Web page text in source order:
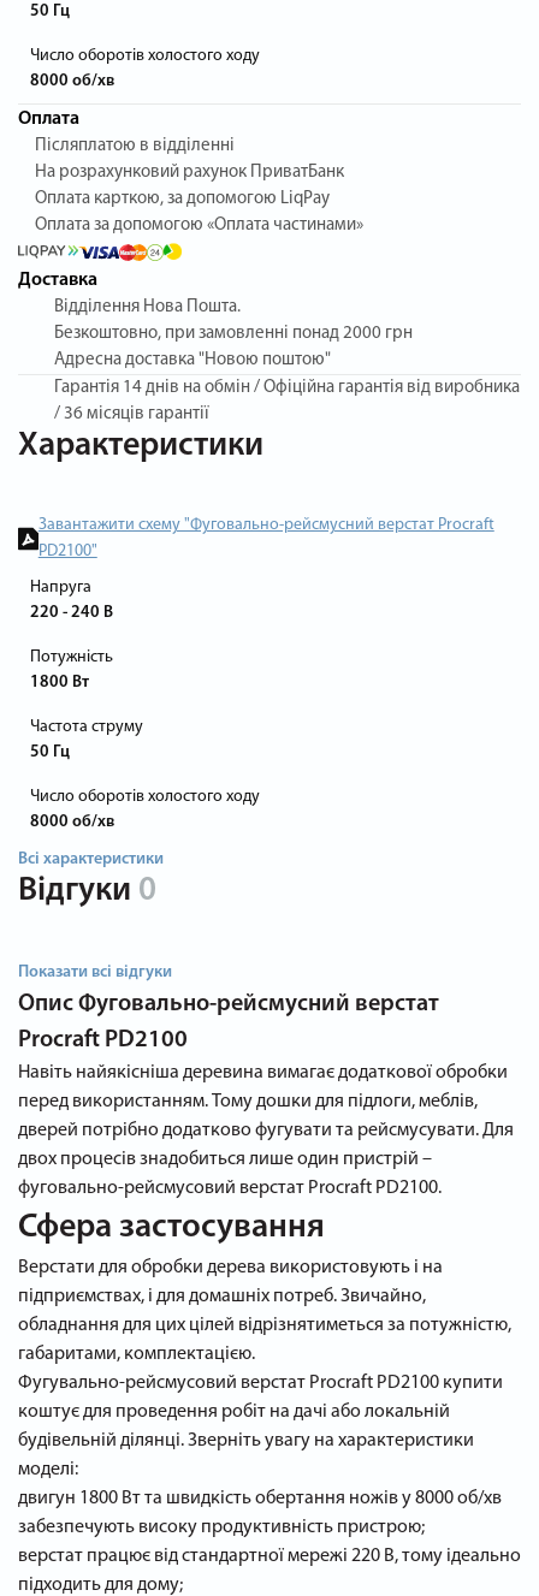
50 Гц
Число оборотів холостого ходу
8000 об/хв
Оплата
Післяплатою в відділенні
На розрахунковий рахунок ПриватБанк
Оплата карткою, за допомогою LiqPay
Оплата за допомогою «Оплата частинами»
Доставка
Відділення Нова Пошта.
Безкоштовно, при замовленні понад 2000 грн
Адресна доставка "Новою поштою"
Гарантія 14 днів на обмін / Офіційна гарантія від виробника
/ 36 місяців гарантії
Характеристики
Завантажити схему "Фуговально-рейсмусний верстат Procraft
PD2100"
Напруга
220 - 240 В
Потужність
1800 Вт
Частота струму
50 Гц
Число оборотів холостого ходу
8000 об/хв
Всі характеристики
Відгуки 0
Показати всі відгуки
Опис Фуговально-рейсмусний верстат
Procraft PD2100
Навіть найякісніша деревина вимагає додаткової обробки
перед використанням. Тому дошки для підлоги, меблів,
дверей потрібно додатково фугувати та рейсмусувати. Для
двох процесів знадобиться лише один пристрій –
фуговально-рейсмусовий верстат Procraft PD2100.
Сфера застосування
Верстати для обробки дерева використовують і на
підприємствах, і для домашніх потреб. Звичайно,
обладнання для цих цілей відрізнятиметься за потужністю,
габаритами, комплектацією.
Фугувально-рейсмусовий верстат Procraft PD2100 купити
коштує для проведення робіт на дачі або локальній
будівельній ділянці. Зверніть увагу на характеристики
моделі:
двигун 1800 Вт та швидкість обертання ножів у 8000 об/хв
забезпечують високу продуктивність пристрою;
верстат працює від стандартної мережі 220 В, тому ідеально
підходить для дому;